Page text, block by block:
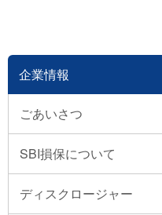
企業情報
ごあいさつ
SBI損保について
ディスクロージャー